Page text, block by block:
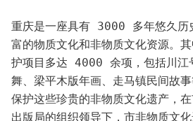
重庆是一座具有 3000 多年悠久历
富的物质文化和非物质文化资源。
护项目多达 4000 余项，包括川江
舞、梁平木版年画、走马镇民间故
保护这些珍贵的非物质文化遗产，
出版局的组织领导下，市非物质文